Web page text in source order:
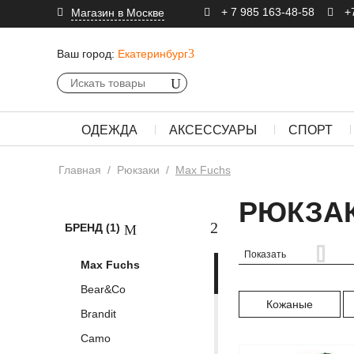
Магазин в Москве + 7 985 163-48-58
Ваш город: Екатеринбург
ОДЕЖДА АКСЕССУАРЫ СПОРТ
Главная / Рюкзаки / Max Fuchs
БРЕНД (1)
Max Fuchs
Bear&Co
Brandit
Camo
Показать
Кожаные